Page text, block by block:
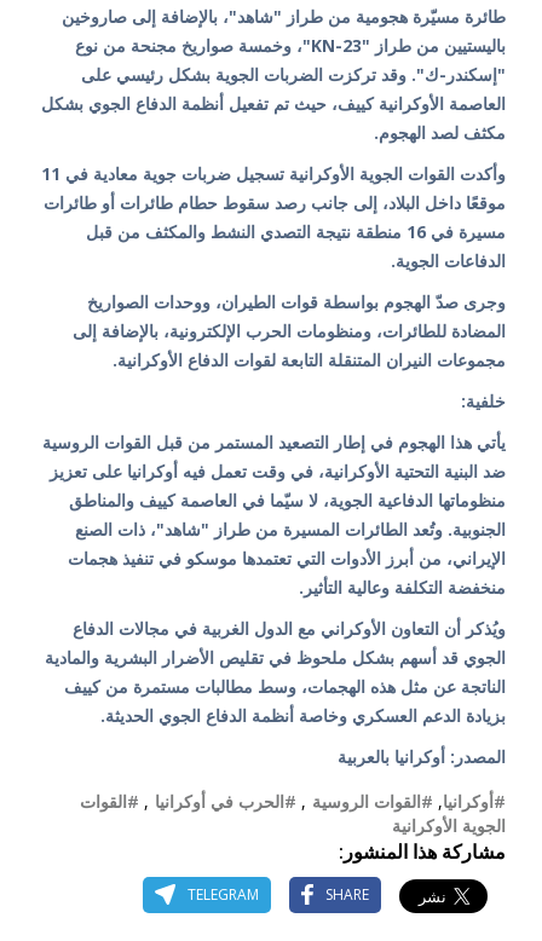
طائرة مسيّرة هجومية من طراز "شاهد"، بالإضافة إلى صاروخين
باليستيين من طراز "KN-23"، وخمسة صواريخ مجنحة من نوع
"إسكندر-ك". وقد تركزت الضربات الجوية بشكل رئيسي على
العاصمة الأوكرانية كييف، حيث تم تفعيل أنظمة الدفاع الجوي بشكل
مكثف لصد الهجوم.
وأكدت القوات الجوية الأوكرانية تسجيل ضربات جوية معادية في 11
موقعًا داخل البلاد، إلى جانب رصد سقوط حطام طائرات أو طائرات
مسيرة في 16 منطقة نتيجة التصدي النشط والمكثف من قبل
الدفاعات الجوية.
وجرى صدّ الهجوم بواسطة قوات الطيران، ووحدات الصواريخ
المضادة للطائرات، ومنظومات الحرب الإلكترونية، بالإضافة إلى
مجموعات النيران المتنقلة التابعة لقوات الدفاع الأوكرانية.
خلفية:
يأتي هذا الهجوم في إطار التصعيد المستمر من قبل القوات الروسية
ضد البنية التحتية الأوكرانية، في وقت تعمل فيه أوكرانيا على تعزيز
منظوماتها الدفاعية الجوية، لا سيّما في العاصمة كييف والمناطق
الجنوبية. وتُعد الطائرات المسيرة من طراز "شاهد"، ذات الصنع
الإيراني، من أبرز الأدوات التي تعتمدها موسكو في تنفيذ هجمات
منخفضة التكلفة وعالية التأثير.
ويُذكر أن التعاون الأوكراني مع الدول الغربية في مجالات الدفاع
الجوي قد أسهم بشكل ملحوظ في تقليص الأضرار البشرية والمادية
الناتجة عن مثل هذه الهجمات، وسط مطالبات مستمرة من كييف
بزيادة الدعم العسكري وخاصة أنظمة الدفاع الجوي الحديثة.
المصدر: أوكرانيا بالعربية
#أوكرانيا, #القوات الروسية , #الحرب في أوكرانيا , #القوات
الجوية الأوكرانية
مشاركة هذا المنشور:
SHARE
TELEGRAM